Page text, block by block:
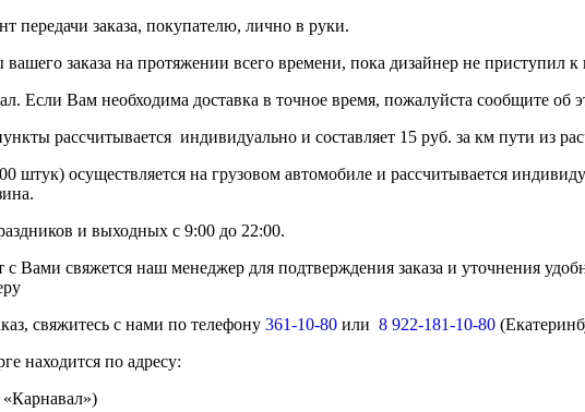
передачи заказа, покупателю, лично в руки.
заказа на протяжении всего времени, пока дизайнер не приступил
Если Вам необходима доставка в точное время, пожалуйста сообщите об
рассчитывается индивидуально и составляет 15 руб. за км пути
штук) осуществляется на грузовом автомобиле и рассчитывается
и выходных с 9:00 до 22:00.
Вами свяжется наш менеджер для подтверждения заказа и уточнения
свяжитесь с нами по телефону 361-10-80 или 8 922-181-10-80
находится по адресу: